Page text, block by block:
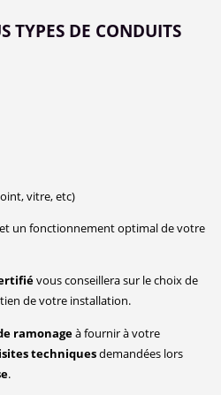
TYPES DE CONDUITS
vitre, etc)
et un fonctionnement optimal de votre
vous conseillera sur le choix de
de votre installation.
ramonageà fournir à votre
techniquesdemandées lors
.